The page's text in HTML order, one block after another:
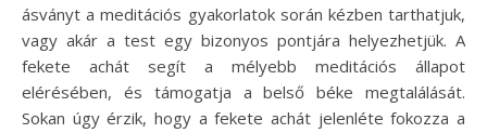
ásványt a meditációs gyakorlatok során kézben tarthatjuk,
vagy akár a test egy bizonyos pontjára helyezhetjük. A
fekete achát segít a mélyebb meditációs állapot
elérésében, és támogatja a belső béke megtalálását.
Sokan úgy érzik, hogy a fekete achát jelenléte fokozza a